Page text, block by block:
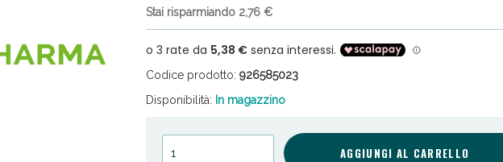
Stai risparmiando 2,76 €
Codice prodotto: 926585023
Disponibilità: In magazzino
AGGIUNGI AL CARRELLO
Salini e Multivitaminici: oggi Sconto extra fino al 50%!